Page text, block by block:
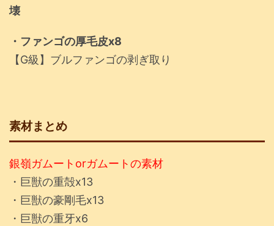
壊
・ファンゴの厚毛皮x8
【G級】ブルファンゴの剥ぎ取り
素材まとめ
銀嶺ガムートorガムートの素材
・巨獣の重殻x13
・巨獣の豪剛毛x13
・巨獣の重牙x6